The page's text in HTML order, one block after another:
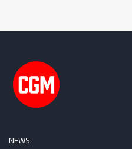
NEWS